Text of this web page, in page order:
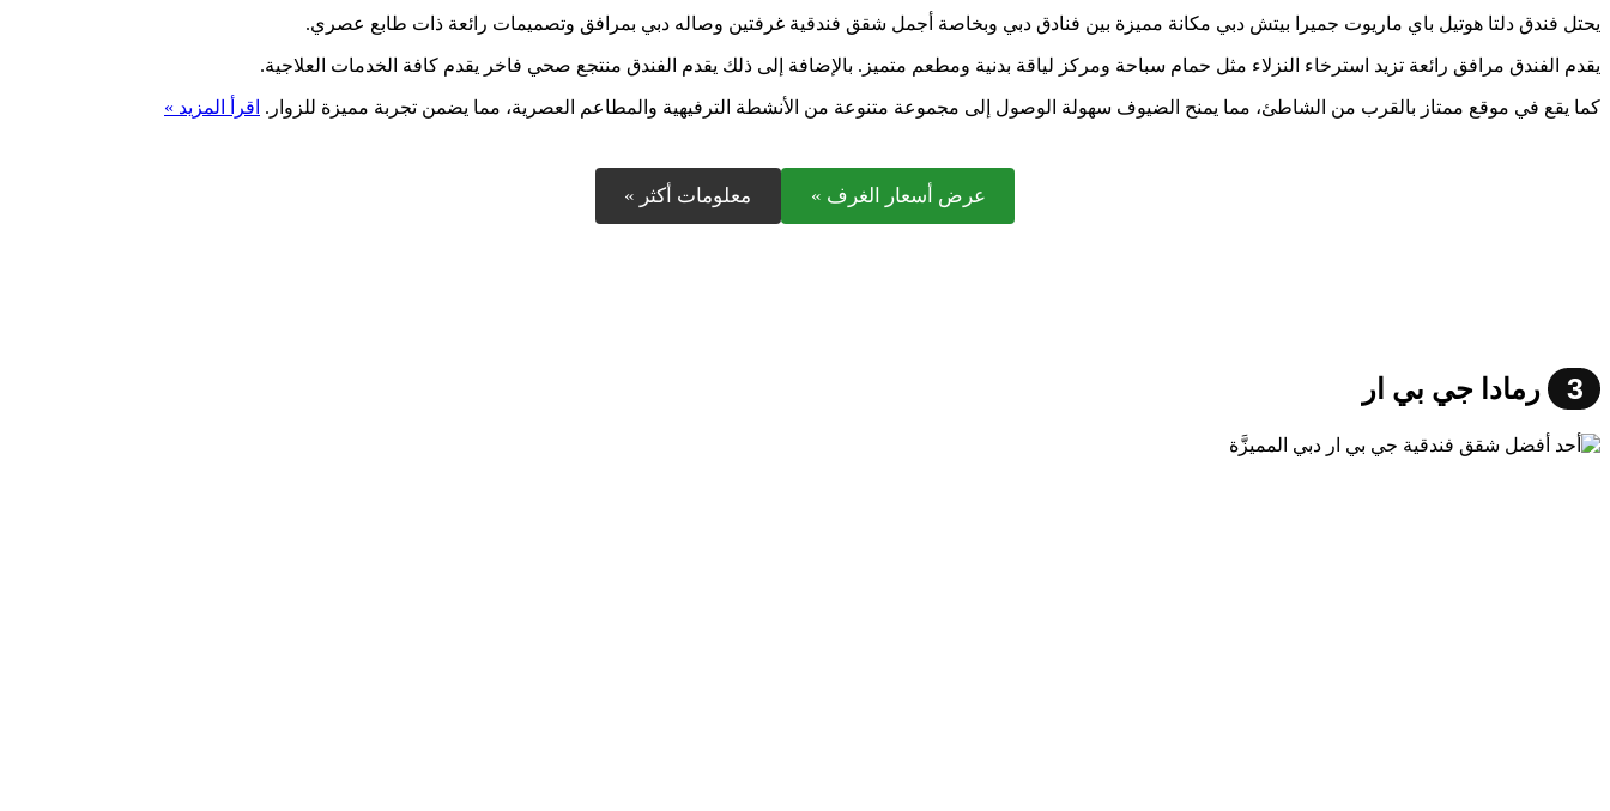
يحتل فندق دلتا هوتيل باي ماريوت جميرا بيتش دبي مكانة مميزة بين فنادق دبي وبخاصة أجمل شقق فندقية غرفتين وصاله دبي بمرافق وتصميمات رائعة ذات طابع عصري.
يقدم الفندق مرافق رائعة تزيد استرخاء النزلاء مثل حمام سباحة ومركز لياقة بدنية ومطعم متميز. بالإضافة إلى ذلك يقدم الفندق منتجع صحي فاخر يقدم كافة الخدمات العلاجية.
كما يقع في موقع ممتاز بالقرب من الشاطئ، مما يمنح الضيوف سهولة الوصول إلى مجموعة متنوعة من الأنشطة الترفيهية والمطاعم العصرية، مما يضمن تجربة مميزة للزوار. اقرأ المزيد »
عرض أسعار الغرف » معلومات أكثر »
3 رمادا جي بي ار